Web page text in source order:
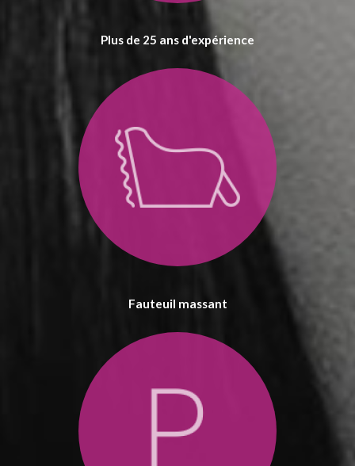
Plus de 25 ans d'expérience
Fauteuil massant